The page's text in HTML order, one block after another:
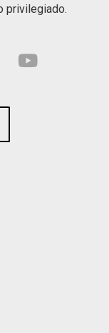
privilegiado.